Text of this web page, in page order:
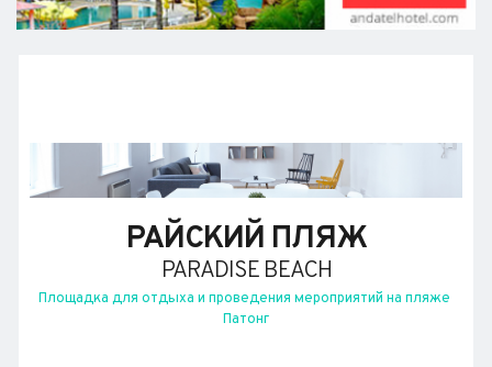
РАЙСКИЙ ПЛЯЖ
PARADISE BEACH
Площадка для отдыха и проведения мероприятий на пляже
Патонг